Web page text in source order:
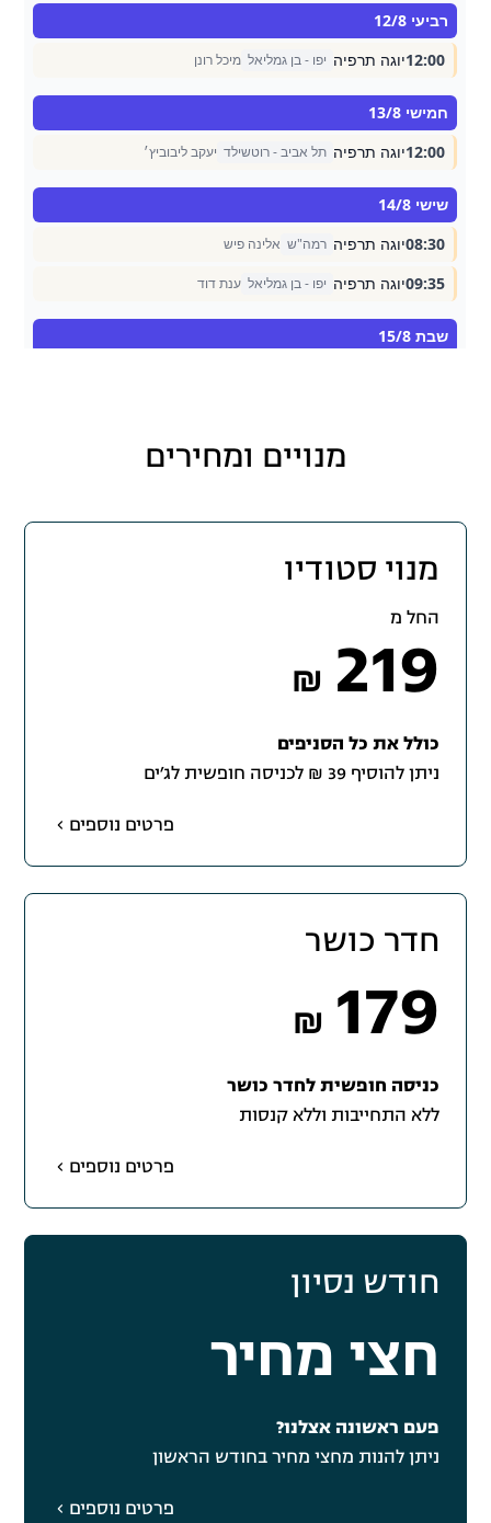
מנויים ומחירים
מנוי סטודיו
החל מ
₪ 219
כולל את כל הסניפים
ניתן להוסיף 39 ₪ לכניסה חופשית לג׳ים
פרטים נוספים
חדר כושר
₪ 179
כניסה חופשית לחדר כושר
ללא התחייבות וללא קנסות
פרטים נוספים
חודש נסיון
חצי מחיר
פעם ראשונה אצלנו?
ניתן להנות מחצי מחיר בחודש הראשון
פרטים נוספים